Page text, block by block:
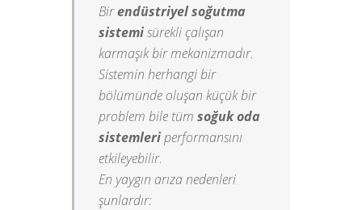
Birendüstriyel soğutma
sistemisürekli çalışan
karmaşık bir mekanizmadır.
Sistemin herhangi bir
bölümünde oluşan küçük bir
problem bile tüm soğuk oda
sistemleriperformansını
etkileyebilir.
En yaygın arıza nedenleri
şunlardır: